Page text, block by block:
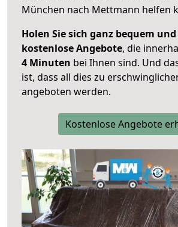
München nach Mettmann helfen
Holen Sie sich ganz bequem
kostenlose Angebote, die
4 Minuten bei Ihnen sind. Und
ist, dass all dies zu
angeboten werden.
Kostenlose Angebote